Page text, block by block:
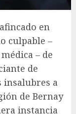
en
culpable –
– de
de
insalubres a
de Bernay
instancia